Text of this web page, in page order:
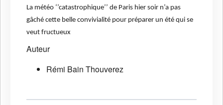
La météo ‘’catastrophique’’ de Paris hier soir n’a pas
gâché cette belle convivialité pour préparer un été qui se
veut fructueux
Auteur
Rémi Bain Thouverez